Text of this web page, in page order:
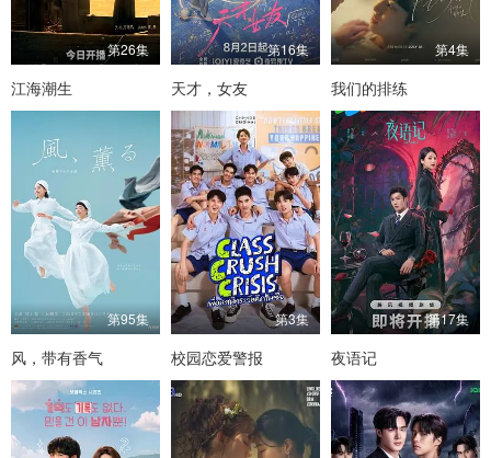
第26集
江海潮生
第16集
天才，女友
第4集
我们的排练
第95集
风，带有香气
第3集
校园恋爱警报
第17集
夜语记